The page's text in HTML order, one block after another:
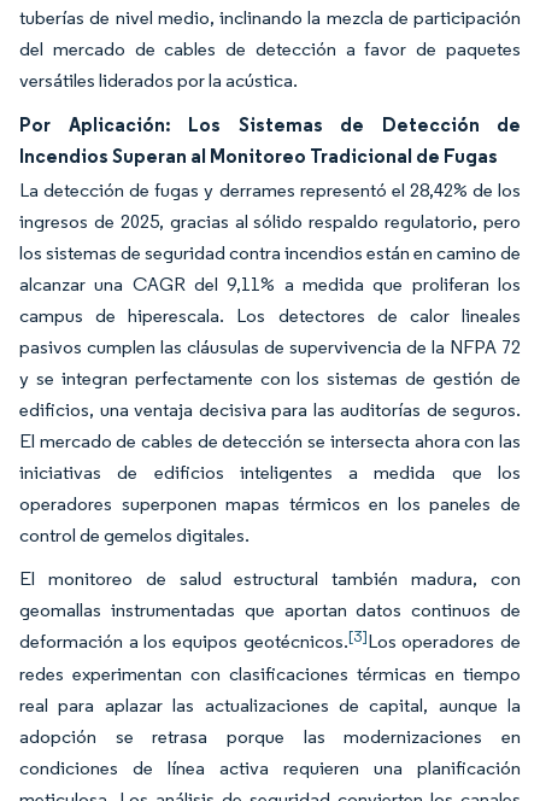
tuberías de nivel medio, inclinando la mezcla de participación
del mercado de cables de detección a favor de paquetes
versátiles liderados por la acústica.
Por Aplicación: Los Sistemas de Detección de
Incendios Superan al Monitoreo Tradicional de Fugas
La detección de fugas y derrames representó el 28,42% de los
ingresos de 2025, gracias al sólido respaldo regulatorio, pero
los sistemas de seguridad contra incendios están en camino de
alcanzar una CAGR del 9,11% a medida que proliferan los
campus de hiperescala. Los detectores de calor lineales
pasivos cumplen las cláusulas de supervivencia de la NFPA 72
y se integran perfectamente con los sistemas de gestión de
edificios, una ventaja decisiva para las auditorías de seguros.
El mercado de cables de detección se intersecta ahora con las
iniciativas de edificios inteligentes a medida que los
operadores superponen mapas térmicos en los paneles de
control de gemelos digitales.
El monitoreo de salud estructural también madura, con
geomallas instrumentadas que aportan datos continuos de
deformación a los equipos geotécnicos.[3]Los operadores de
redes experimentan con clasificaciones térmicas en tiempo
real para aplazar las actualizaciones de capital, aunque la
adopción se retrasa porque las modernizaciones en
condiciones de línea activa requieren una planificación